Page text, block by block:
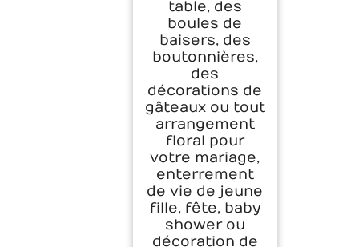
table, des
boules de
baisers, des
boutonnières,
des
décorations de
gâteaux ou tout
arrangement
floral pour
votre mariage,
enterrement
de vie de jeune
fille, fête, baby
shower ou
décoration de